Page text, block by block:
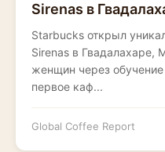
Sirenas в
Starbucks открыл
Sirenas в
женщин через
первое каф...
Global Coffee Report